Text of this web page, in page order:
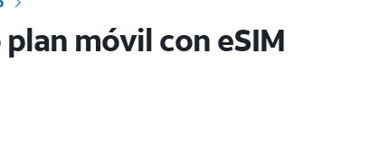
móvil con eSIM